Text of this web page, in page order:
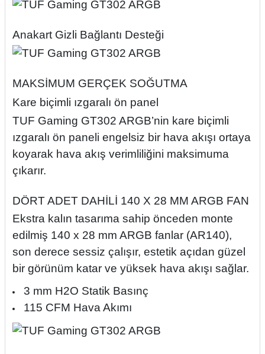
Anakart Gizli Bağlantı Desteği
MAKSİMUM GERÇEK SOĞUTMA
Kare biçimli ızgaralı ön panel
TUF Gaming GT302 ARGB’nin kare biçimli
ızgaralı ön paneli engelsiz bir hava akışı ortaya
koyarak hava akış verimliliğini maksimuma
çıkarır.
DÖRT ADET DAHİLİ 140 X 28 MM ARGB FAN
Ekstra kalın tasarıma sahip önceden monte
edilmiş 140 x 28 mm ARGB fanlar (AR140),
son derece sessiz çalışır, estetik açıdan güzel
bir görünüm katar ve yüksek hava akışı sağlar.
3 mm H2O Statik Basınç
115 CFM Hava Akımı